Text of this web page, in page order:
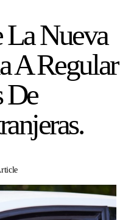
La Nueva
A Regular
De